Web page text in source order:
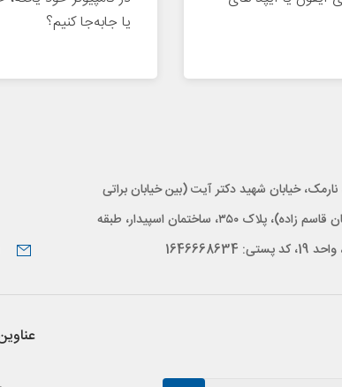
یا جابه‌جا کنیم؟
نارمک، خیابان شهید دکتر آیت (بین خیابان براتی
و خیابان قاسم زاده)، پلاک ۳۵۰، ساختمان اسپیدار، طبقه
1646668634